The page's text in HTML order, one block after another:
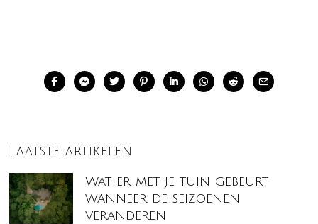
LAATSTE ARTIKELEN
Wat er met je tuin gebeurt
wanneer de seizoenen
veranderen